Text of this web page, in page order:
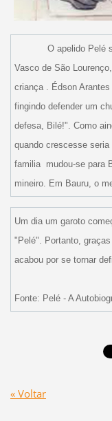
O apelido Pelé
Vasco de São
criança . Édson
fingindo defender um
defesa, Bilé!". Como
quando crescesse
familia mudou-se para
mineiro. Em Bauru, o
Um dia um garoto
"Pelé". Portanto,
acabou por se tornar
Fonte: Pelé - A
« Voltar